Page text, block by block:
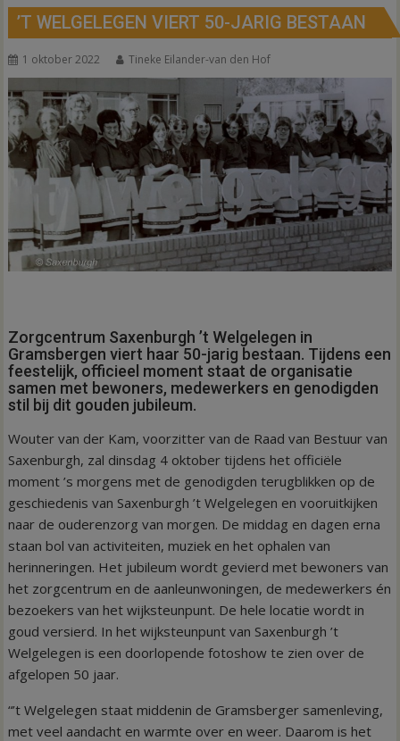
’T WELGELEGEN VIERT 50-JARIG BESTAAN
1 oktober 2022 Tineke Eilander-van den Hof
Zorgcentrum Saxenburgh ’t Welgelegen in
Gramsbergen viert haar 50-jarig bestaan. Tijdens een
feestelijk, officieel moment staat de organisatie
samen met bewoners, medewerkers en genodigden
stil bij dit gouden jubileum.
Wouter van der Kam, voorzitter van de Raad van Bestuur van
Saxenburgh, zal dinsdag 4 oktober tijdens het officiële
moment ’s morgens met de genodigden terugblikken op de
geschiedenis van Saxenburgh ’t Welgelegen en vooruitkijken
naar de ouderenzorg van morgen. De middag en dagen erna
staan bol van activiteiten, muziek en het ophalen van
herinneringen. Het jubileum wordt gevierd met bewoners van
het zorgcentrum en de aanleunwoningen, de medewerkers én
bezoekers van het wijksteunpunt. De hele locatie wordt in
goud versierd. In het wijksteunpunt van Saxenburgh ’t
Welgelegen is een doorlopende fotoshow te zien over de
afgelopen 50 jaar.
“’t Welgelegen staat middenin de Gramsberger samenleving,
met veel aandacht en warmte over en weer. Daarom is het